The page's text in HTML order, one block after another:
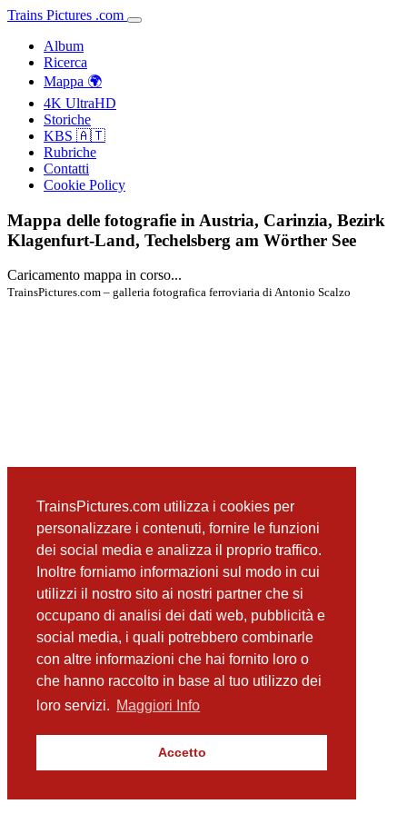
TrainsPictures.com utilizza i cookies per
personalizzare i contenuti, fornire le funzioni
dei social media e analizza il proprio traffico.
Inoltre forniamo informazioni sul modo in cui
utilizzi il nostro sito ai nostri partner che si
occupano di analisi dei dati web, pubblicità e
social media, i quali potrebbero combinarle
con altre informazioni che hai fornito loro o
che hanno raccolto in base al tuo utilizzo dei
loro servizi. Maggiori Info
Accetto
Trains Pictures .com
Album
Ricerca
Mappa 🌍
4K UltraHD
Storiche
KBS 🇦🇹
Rubriche
Contatti
Cookie Policy
Mappa delle fotografie in Austria, Carinzia, Bezirk
Klagenfurt-Land, Techelsberg am Wörther See
Caricamento mappa in corso...
TrainsPictures.com – galleria fotografica ferroviaria di Antonio Scalzo